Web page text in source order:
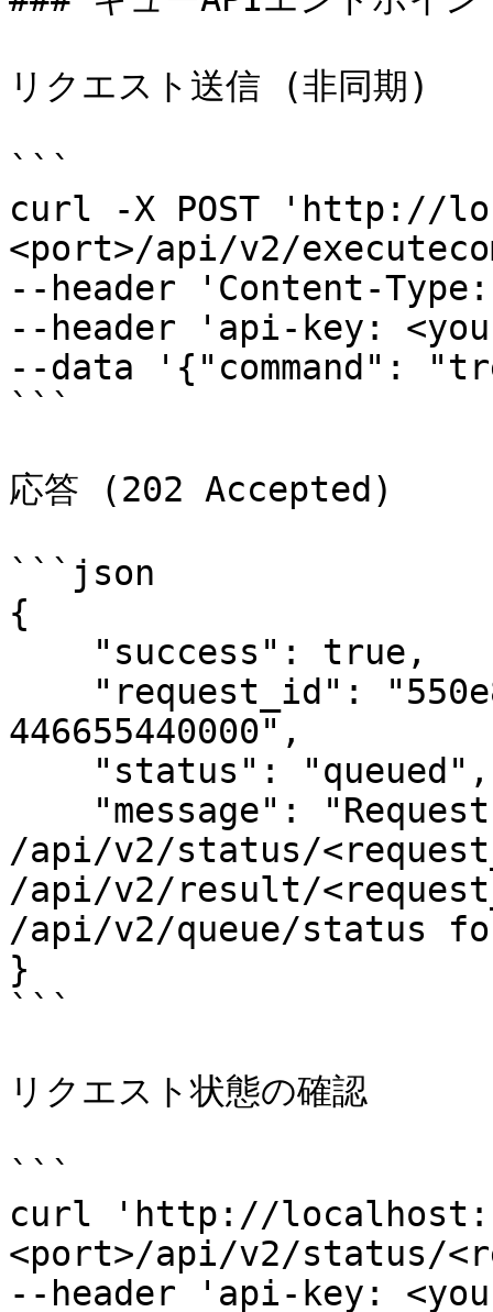
リクエスト送信 (非同期)
```
curl -X POST 'http://
<port>/api/v2/
--header 'Content-
--header 'api-key:
--data '{"command":
```
応答 (202 Accepted)
```json
{
446655440000",
/api/v2/status/
/api/v2/result/
/api/v2/queue/status
}
```
リクエスト状態の確認
```
curl 'http://localhost:
<port>/api/v2/status/
--header 'api-key: